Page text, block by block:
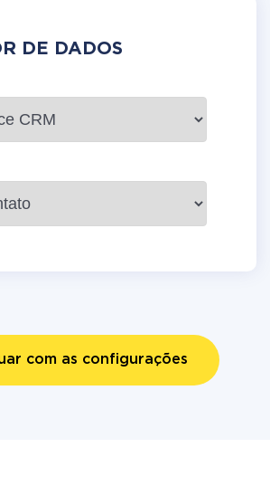
DE DADOS
com as configurações